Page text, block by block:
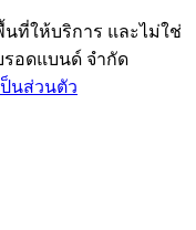
ที่ให้บริการ และไม่ใช่
รอดแบนด์ จำกัด
นส่วนตัว